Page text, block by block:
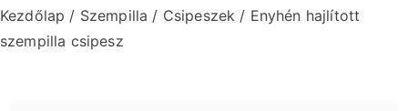
Kezdőlap / Szempilla / Csipeszek / Enyhén hajlított
szempilla csipesz